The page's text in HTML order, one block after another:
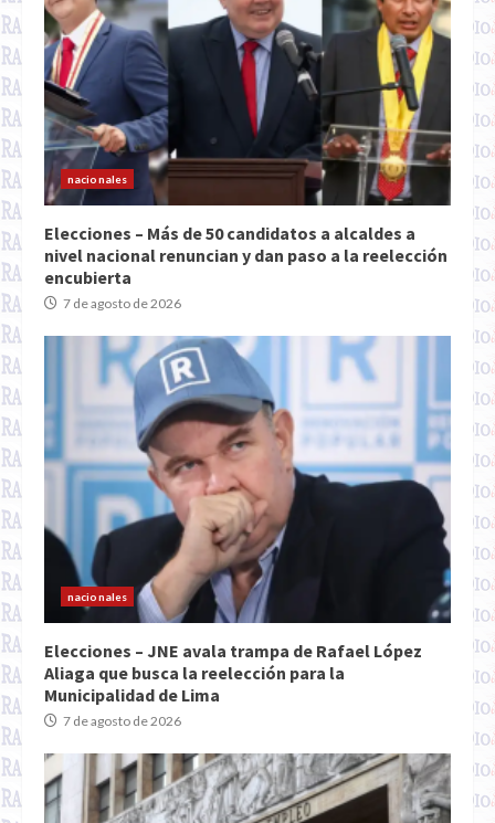
nacionales
Elecciones – Más de 50 candidatos a alcaldes a
nivel nacional renuncian y dan paso a la reelección
encubierta
7 de agosto de 2026
nacionales
Elecciones – JNE avala trampa de Rafael López
Aliaga que busca la reelección para la
Municipalidad de Lima
7 de agosto de 2026